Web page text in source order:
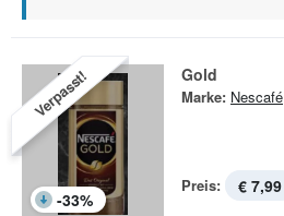
Verpasst!
-33%
Gold
Marke: Nescafé
Preis: € 7,99